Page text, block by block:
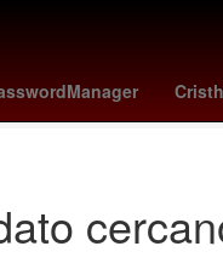
texans - raiders